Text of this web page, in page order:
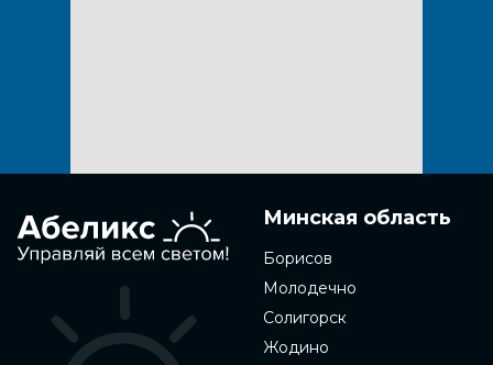
Минская область
Борисов
Молодечно
Солигорск
Жодино